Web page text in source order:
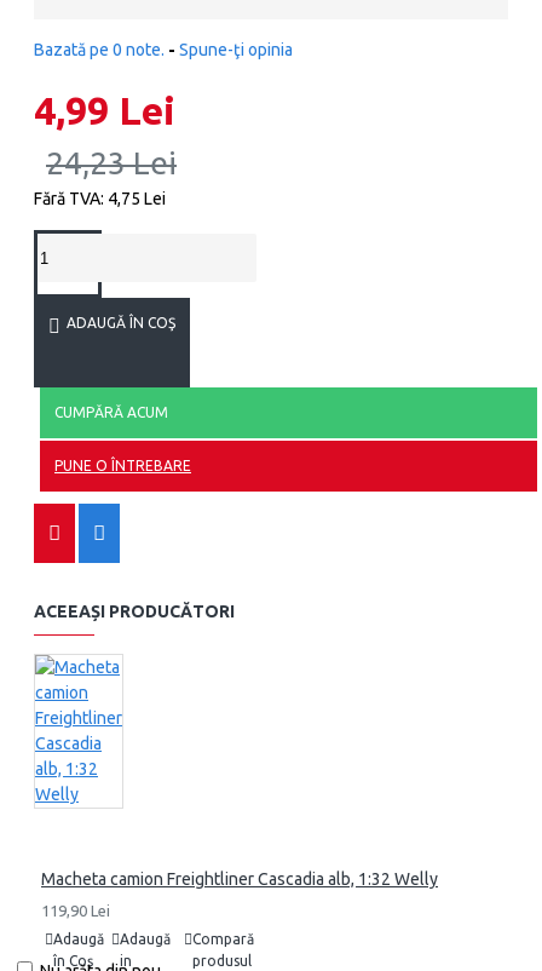
Bazată pe 0 note. - Spune-ţi opinia
4,99 Lei
24,23 Lei
Fără TVA: 4,75 Lei
ADAUGĂ ÎN COŞ
CUMPĂRĂ ACUM
PUNE O ÎNTREBARE
ACEEAȘI PRODUCĂTORI
Macheta camion Freightliner Cascadia alb, 1:32 Welly
119,90 Lei
Adaugă
în Coş
Adaugă
in
Compară
produsul